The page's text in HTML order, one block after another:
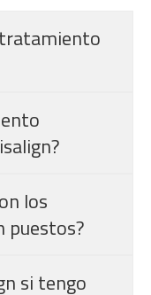
los
puestos?
si tengo